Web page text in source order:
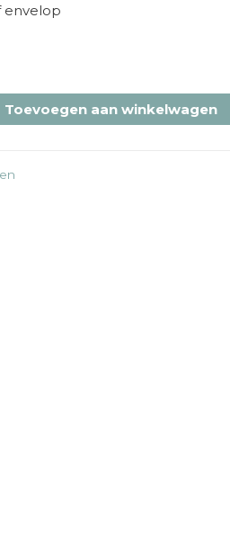
envelop
Toevoegen aan winkelwagen